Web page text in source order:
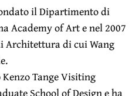
il Dipartimento di
Academy of Art e nel 2007
Architettura di cui Wang
Kenzo Tange Visiting
School of Design e ha